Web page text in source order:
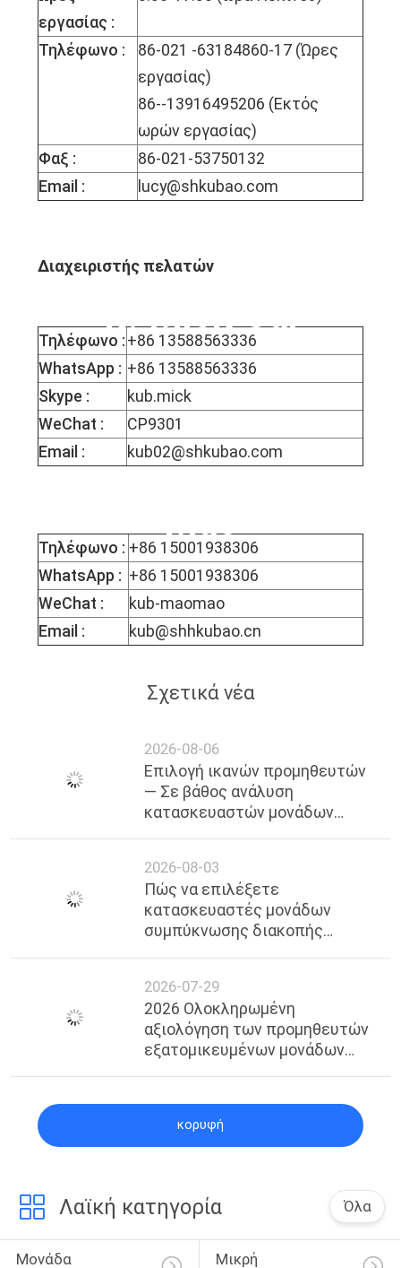
εργασίας :
Τηλέφωνο :
86-021 -63184860-17 (Ώρες
εργασίας)
86--13916495206 (Εκτός
ωρών εργασίας)
Φαξ :
86-021-53750132
Email :
lucy@shkubao.com
Διαχειριστής πελατών
Τηλέφωνο :+86 13588563336
WhatsApp : +86 13588563336
Skype :
kub.mick
WeChat :
CP9301
Email :
kub02@shkubao.com
Τηλέφωνο : +86 15001938306
WhatsApp : +86 15001938306
WeChat :
kub-maomao
Email :
kub@shhkubao.cn
Σχετικά νέα
2026-08-06
Επιλογή ικανών προμηθευτών
— Σε βάθος ανάλυση
κατασκευαστών μονάδων
2026-08-03
Πώς να επιλέξετε
κατασκευαστές μονάδων
συμπύκνωσης διακοπής
Αξιόπιστοι Προμηθευτές
2026-07-29
2026 Ολοκληρωμένη
αξιολόγηση των προμηθευτών
εξατομικευμένων μονάδων
κορυφή
Λαϊκή κατηγορία Όλα
Μονάδα Μικρή